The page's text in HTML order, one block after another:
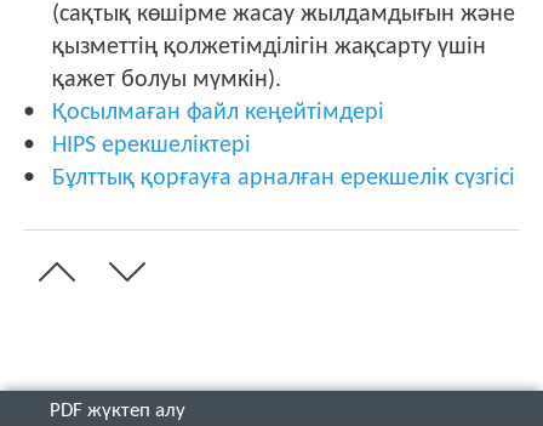
(сақтық көшірме жасау жылдамдығын және
қызметтің қолжетімділігін жақсарту үшін
қажет болуы мүмкін).
Қосылмаған файл кеңейтімдері
HIPS ерекшеліктері
Бұлттық қорғауға арналған ерекшелік сүзгісі
PDF жүктеп алу